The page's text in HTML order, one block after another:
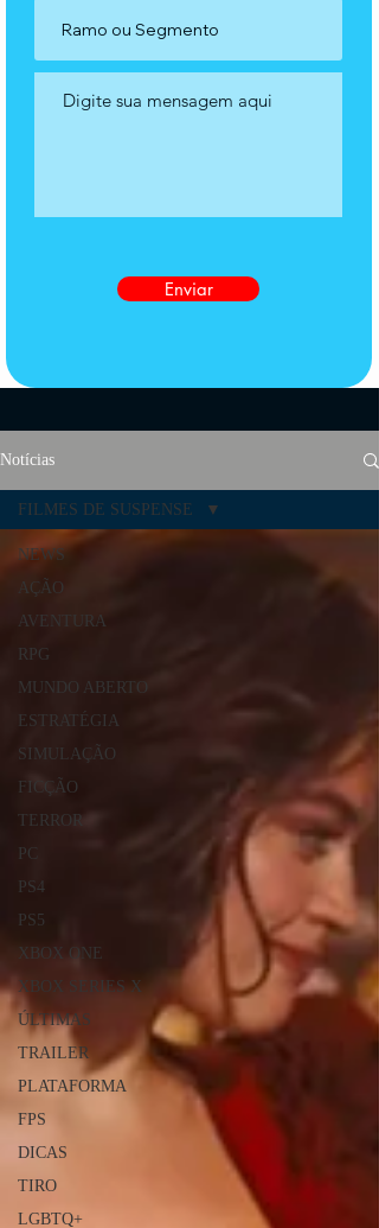
Enviar
Notícias
NEWS
AÇÃO
AVENTURA
RPG
MUNDO ABERTO
ESTRATÉGIA
SIMULAÇÃO
FICÇÃO
TERROR
PC
PS4
PS5
XBOX ONE
XBOX SERIES X
ÚLTIMAS
TRAILER
PLATAFORMA
FPS
DICAS
TIRO
LGBTQ+
FILMES DE SUSPENSE